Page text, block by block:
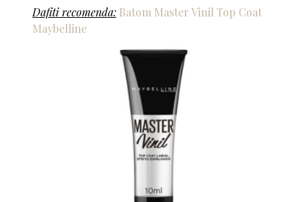
Dafiti recomenda: Batom Master Vinil Top Coat
Maybelline